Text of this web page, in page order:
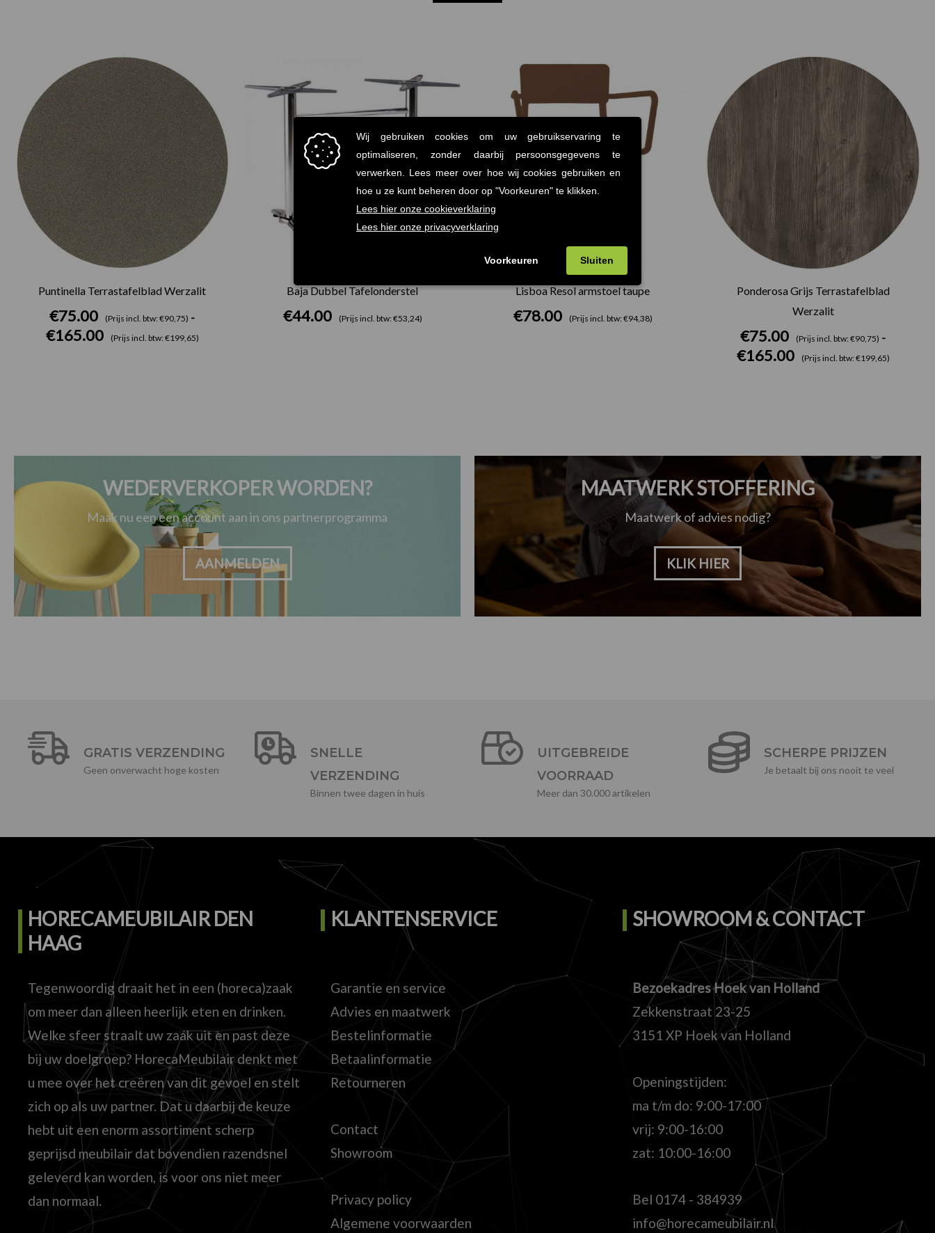
Puntinella Terrastafelblad Werzalit
€75.00 (Prijs incl. btw: €90,75) -
€165.00 (Prijs incl. btw: €199,65)
€165.00
Baja Dubbel Tafelonderstel
€44.00 (Prijs incl. btw: €53,24)
Lisboa Resol armstoel taupe
€78.00 (Prijs incl. btw: €94,38)
Ponderosa Grijs Terrastafelblad
Werzalit
€75.00 (Prijs incl. btw: €90,75) -
€165.00 (Prijs incl. btw: €199,65)
€165.00
WEDERVERKOPER WORDEN?
Maak nu een een account aan in ons partnerprogramma
AANMELDEN
MAATWERK STOFFERING
Maatwerk of advies nodig?
KLIK HIER
GRATIS VERZENDING
Geen onverwacht hoge kosten
SNELLE
VERZENDING
Binnen twee dagen in huis
UITGEBREIDE
VOORRAAD
Meer dan 30.000 artikelen
SCHERPE PRIJZEN
Je betaalt bij ons nooit te veel
HORECAMEUBILAIR DEN
HAAG
Tegenwoordig draait het in een (horeca)zaak
om meer dan alleen heerlijk eten en drinken.
Welke sfeer straalt uw zaak uit en past deze
bij uw doelgroep? HorecaMeubilair denkt met
u mee over het creëren van dit gevoel en stelt
zich op als uw partner. Dat u daarbij de keuze
hebt uit een enorm assortiment scherp
geprijsd meubilair dat bovendien razendsnel
geleverd kan worden, is voor ons niet meer
dan normaal.
KLANTENSERVICE
Garantie en service
Advies en maatwerk
Bestelinformatie
Betaalinformatie
Retourneren
Contact
Showroom
Privacy policy
Algemene voorwaarden
SHOWROOM & CONTACT
Bezoekadres Hoek van Holland
Zekkenstraat 23-25
3151 XP Hoek van Holland
Openingstijden:
ma t/m do: 9:00-17:00
vrij: 9:00-16:00
zat: 10:00-16:00
Bel 0174 - 384939
info@horecameubilair.nl